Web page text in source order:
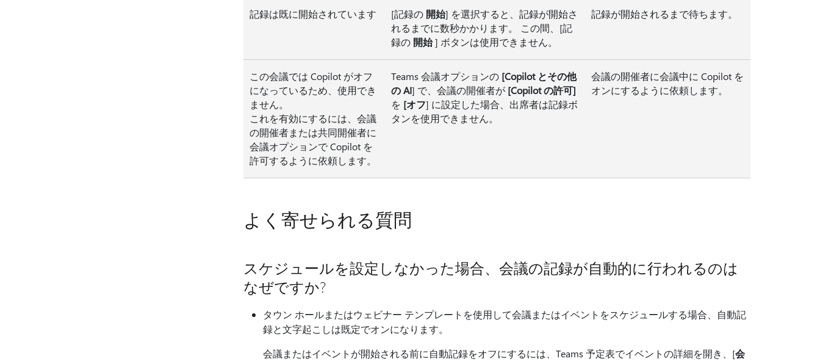
記録は既に開始されています [記録の 開始] を選択すると、記録が開始さ
れるまでに数秒かかります。 この間、[記
録の 開始] ボタンは使用できません。
記録が開始されるまで待ちます。
この会議では Copilot がオフ
になっているため、使用でき
ません。
これを有効にするには、会議
の開催者または共同開催者に
会議オプションで Copilot を
許可するように依頼します。
Teams 会議オプションの [Copilot とその他
の AI] で、会議の開催者が [Copilot の許可]
を [オフ] に設定した場合、出席者は記録ボ
タンを使用できません。
会議の開催者に会議中に Copilot を
オンにするように依頼します。
よく寄せられる質問
スケジュールを設定しなかった場合、会議の記録が自動的に行われるのは
なぜですか?
タウン ホールまたはウェビナー テンプレートを使用して会議またはイベントをスケジュールする場合、自動記
録と文字起こしは既定でオンになります。
会議またはイベントが開始される前に自動記録をオフにするには、Teams 予定表でイベントの詳細を開き、[会